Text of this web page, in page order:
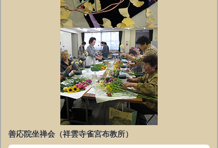
善応院坐禅会（祥雲寺雀宮布教所）